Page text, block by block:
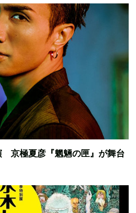
京極夏彦『魍魎の匣』が舞台